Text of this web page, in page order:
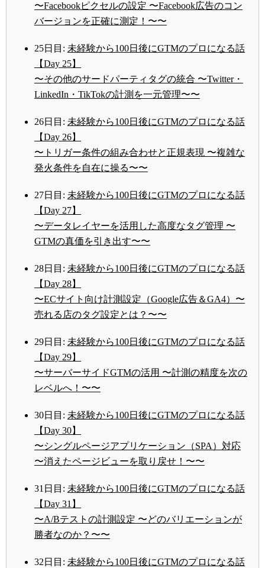
〜Facebookピクセルの設定 〜Facebook広告のコン
バージョンを正確に測定！〜〜
25日目: 未経験から100日後にGTMのプロになる話
【Day 25】
〜その他のサードパーティタグの統合 〜Twitter・
LinkedIn・TikTokの計測を一元管理〜〜
26日目: 未経験から100日後にGTMのプロになる話
【Day 26】
〜トリガー条件の組み合わせと正規表現 〜複雑な
発火条件を自在に操る〜〜
27日目: 未経験から100日後にGTMのプロになる話
【Day 27】
〜データレイヤーを活用した高度なタグ管理 〜
GTMの真価を引き出す〜〜
28日目: 未経験から100日後にGTMのプロになる話
【Day 28】
〜ECサイト向け計測設定（Google広告＆GA4）〜
売れる店のタグ設定とは？〜〜
29日目: 未経験から100日後にGTMのプロになる話
【Day 29】
〜サーバーサイドGTMの活用 〜計測の精度を次の
レベルへ！〜〜
30日目: 未経験から100日後にGTMのプロになる話
【Day 30】
〜シングルページアプリケーション（SPA）対応
〜消えたページビューを取り戻せ！〜〜
31日目: 未経験から100日後にGTMのプロになる話
【Day 31】
〜A/Bテストの計測設定 〜どのバリエーションが
勝者なのか？〜〜
32日目: 未経験から100日後にGTMのプロになる話